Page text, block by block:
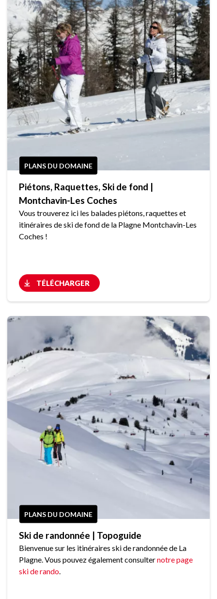
PLANS DU DOMAINE
Piétons, Raquettes, Ski de fond |
Montchavin-Les Coches
Vous trouverez ici les balades piétons, raquettes et
itinéraires de ski de fond de la Plagne Montchavin-Les
Coches !
TÉLÉCHARGER
PLANS DU DOMAINE
Ski de randonnée | Topoguide
Bienvenue sur les itinéraires ski de randonnée de La
Plagne. Vous pouvez également consulternotre page
ski de rando.